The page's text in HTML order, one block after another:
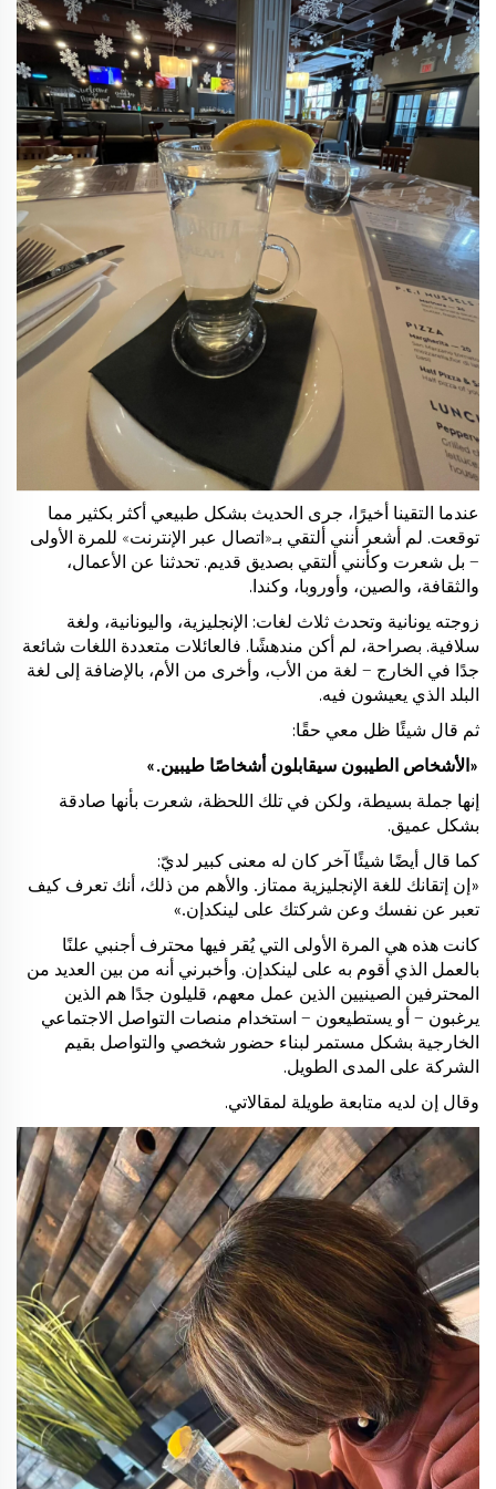
عندما التقينا أخيرًا، جرى الحديث بشكل طبيعي أكثر بكثير مما
توقعت. لم أشعر أنني ألتقي بـ«اتصال عبر الإنترنت» للمرة الأولى
— بل شعرت وكأنني ألتقي بصديق قديم. تحدثنا عن الأعمال،
والثقافة، والصين، وأوروبا، وكندا.
زوجته يونانية وتحدث ثلاث لغات: الإنجليزية، واليونانية، ولغة
سلافية. بصراحة، لم أكن مندهشًا. فالعائلات متعددة اللغات شائعة
جدًا في الخارج — لغة من الأب، وأخرى من الأم، بالإضافة إلى لغة
البلد الذي يعيشون فيه.
ثم قال شيئًا ظل معي حقًا:
«الأشخاص الطيبون سيقابلون أشخاصًا طيبين.»
إنها جملة بسيطة، ولكن في تلك اللحظة، شعرت بأنها صادقة
بشكل عميق.
كما قال أيضًا شيئًا آخر كان له معنى كبير لديّ:
«إن إتقانك للغة الإنجليزية ممتاز. والأهم من ذلك، أنك تعرف كيف
تعبر عن نفسك وعن شركتك على لينكدإن.»
كانت هذه هي المرة الأولى التي يُقر فيها محترف أجنبي علنًا
بالعمل الذي أقوم به على لينكدإن. وأخبرني أنه من بين العديد من
المحترفين الصينيين الذين عمل معهم، قليلون جدًا هم الذين
يرغبون — أو يستطيعون — استخدام منصات التواصل الاجتماعي
الخارجية بشكل مستمر لبناء حضور شخصي والتواصل بقيم
الشركة على المدى الطويل.
وقال إن لديه متابعة طويلة لمقالاتي.